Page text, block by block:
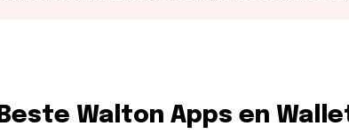
Beste Walton Apps en